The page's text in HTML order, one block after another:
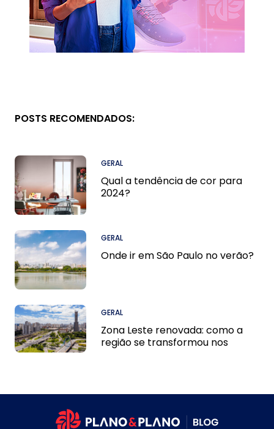
POSTS RECOMENDADOS:
GERAL
Qual a tendência de cor para
2024?
GERAL
Onde ir em São Paulo no verão?
GERAL
Zona Leste renovada: como a
região se transformou nos